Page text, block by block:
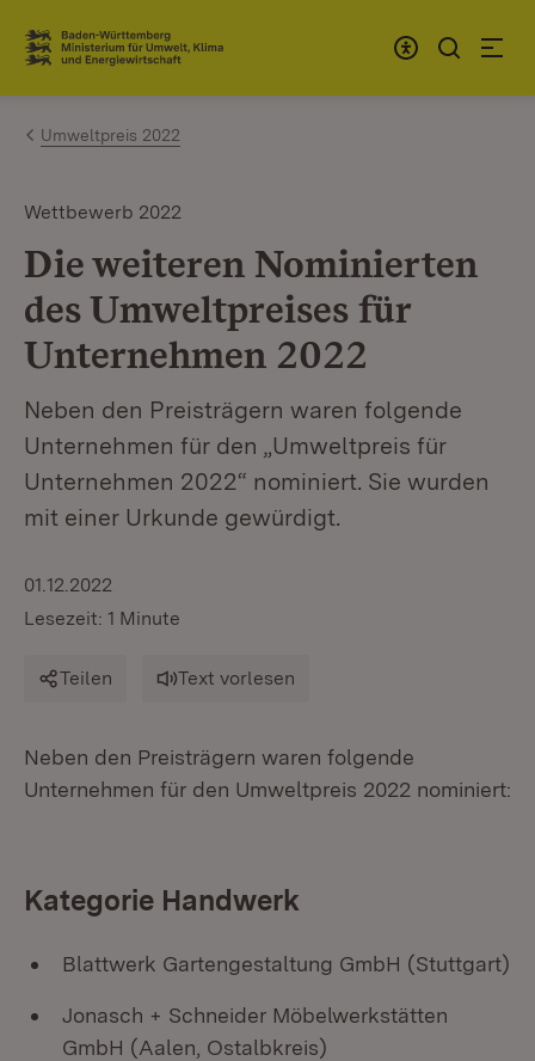
Zum Inhalt springen
Link zur Startseite
Umweltpreis 2022
Wettbewerb 2022
Die weiteren Nominierten
des Umweltpreises für
Unternehmen 2022
Neben den Preisträgern waren folgende
Unternehmen für den „Umweltpreis für
Unternehmen 2022“ nominiert. Sie wurden
mit einer Urkunde gewürdigt.
01.12.2022
Lesezeit: 1 Minute
Teilen Text vorlesen
Neben den Preisträgern waren folgende
Unternehmen für den Umweltpreis 2022 nominiert:
Kategorie Handwerk
Blattwerk Gartengestaltung GmbH (Stuttgart)
Jonasch + Schneider Möbelwerkstätten
GmbH (Aalen, Ostalbkreis)